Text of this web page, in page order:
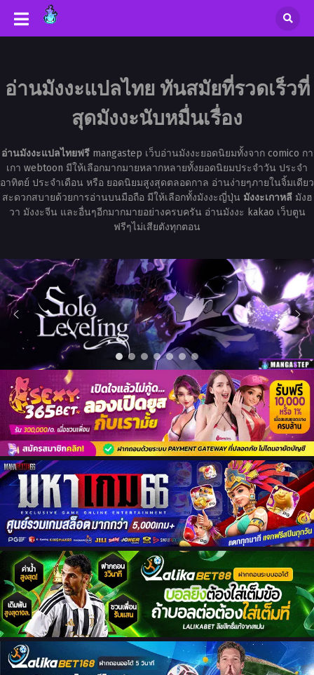
อ่านมังงะแปลไทย ทันสมัยที่รวดเร็วที่
สุดมังงะนับหมื่นเรื่อง
อ่านมังงะแปลไทยฟรีmangastep เว็บอ่านมังงะยอดนิยมทั้งจาก comico กา
เกา webtoon มีให้เลือกมากมายหลากหลายทั้งยอดนิยมประจำวัน ประจำ
อาทิตย์ ประจำเดือน หรือ ยอดนิยมสูงสุดตลอดกาล อ่านง่ายๆภายในจิ้มเดียว
สะดวกสบายด้วยการอ่านบนมือถือ มีให้เลือกทั้งมังงะญี่ปุ่น มังงะเกาหลีมังฮ
วา มังงะจีน และอื่นๆอีกมากมายอย่างครบครัน อ่านมังงะ kakao เว็บตูน
ฟรีๆไม่เสียตังทุกตอน